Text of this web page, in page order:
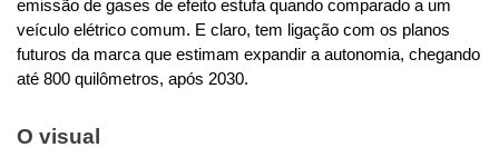
emissão de gases de efeito estufa quando comparado a um
veículo elétrico comum. E claro, tem ligação com os planos
futuros da marca que estimam expandir a autonomia, chegando
até 800 quilômetros, após 2030.
O visual